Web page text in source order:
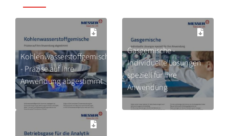
Kohlenwasserstoffgemische
- Präzise auf Ihre
Anwendung abgestimmt
Gasgemische -
Individuelle Lösungen
speziell für Ihre
Anwendung